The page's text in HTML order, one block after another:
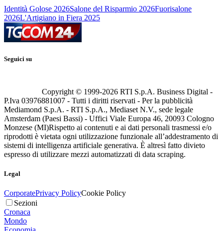
Identità Golose 2026Salone del Risparmio 2026Fuorisalone
2026L'Artigiano in Fiera 2025
Seguici su
Copyright © 1999-2026 RTI S.p.A. Business Digital -
P.Iva 03976881007 - Tutti i diritti riservati - Per la pubblicità
Mediamond S.p.A. - RTI S.p.A., Mediaset N.V., sede legale
Amsterdam (Paesi Bassi) - Uffici Viale Europa 46, 20093 Cologno
Monzese (MI)Rispetto ai contenuti e ai dati personali trasmessi e/o
riprodotti è vietata ogni utilizzazione funzionale all’addestramento di
sistemi di intelligenza artificiale generativa. È altresì fatto divieto
espresso di utilizzare mezzi automatizzati di data scraping.
Legal
CorporatePrivacy PolicyCookie Policy
Sezioni
Cronaca
Mondo